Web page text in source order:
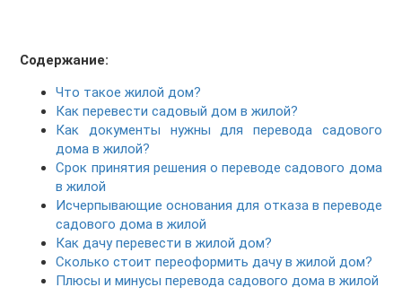
Содержание:
Что такое жилой дом?
Как перевести садовый дом в жилой?
Как документы нужны для перевода садового
дома в жилой?
Срок принятия решения о переводе садового дома
в жилой
Исчерпывающие основания для отказа в переводе
садового дома в жилой
Как дачу перевести в жилой дом?
Сколько стоит переоформить дачу в жилой дом?
Плюсы и минусы перевода садового дома в жилой